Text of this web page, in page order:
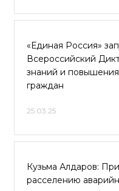
«Единая Россия»
Всероссийский
знаний и
граждан
25.03.25
Кузьма Алдаров:
расселению